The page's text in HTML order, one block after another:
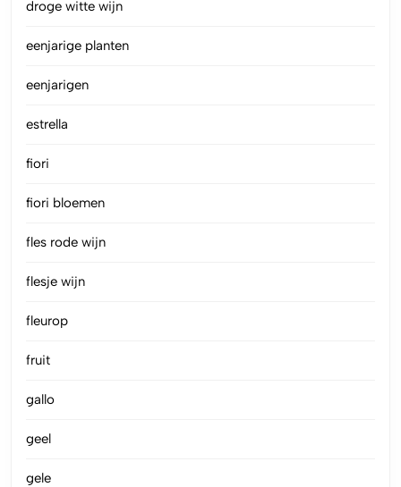
droge witte wijn
eenjarige planten
eenjarigen
estrella
fiori
fiori bloemen
fles rode wijn
flesje wijn
fleurop
fruit
gallo
geel
gele